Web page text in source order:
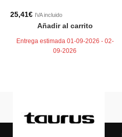
25,41€ IVA incluido
Añadir al carrito
Entrega estimada 01-09-2026 - 02-
09-2026